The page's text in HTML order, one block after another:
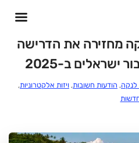
מחזירה את הדרישה
ישראלים ב-2025
לנקה, הודעות חשובות, ויזות אלקטרוניות,